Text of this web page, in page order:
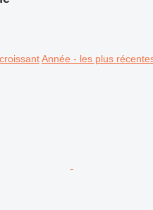
Année - les plus